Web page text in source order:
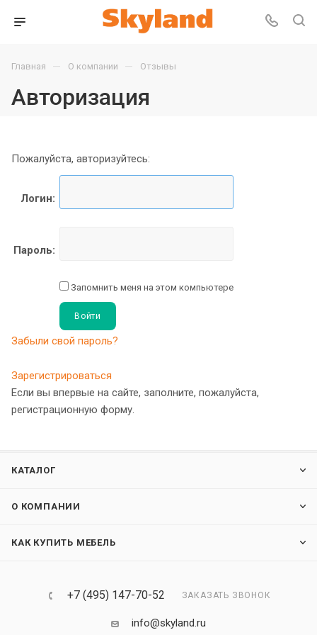
Главная — О компании — Отзывы
Авторизация
Пожалуйста, авторизуйтесь:
Логин:
Пароль:
Запомнить меня на этом компьютере
Забыли свой пароль?
Зарегистрироваться
Если вы впервые на сайте, заполните, пожалуйста,
регистрационную форму.
КАТАЛОГ
О КОМПАНИИ
КАК КУПИТЬ МЕБЕЛЬ
+7 (495) 147-70-52 ЗАКАЗАТЬ ЗВОНОК
info@skyland.ru